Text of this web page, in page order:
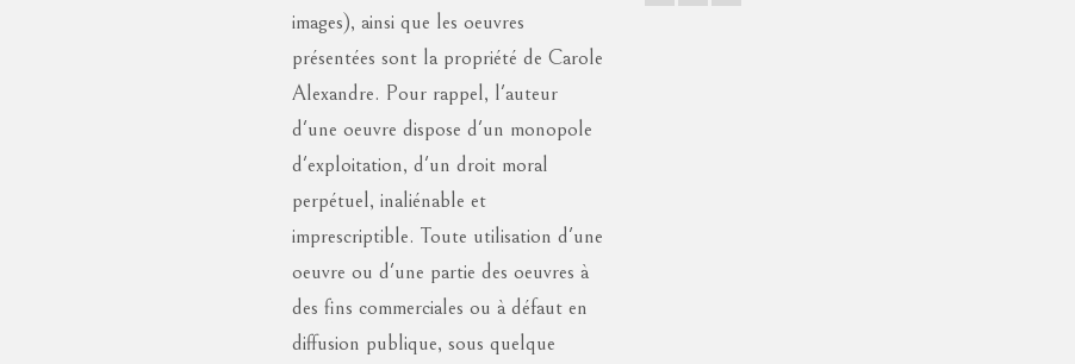
images), ainsi que les oeuvres
présentées sont la propriété de Carole
Alexandre. Pour rappel, l'auteur
d'une oeuvre dispose d'un monopole
d'exploitation, d'un droit moral
perpétuel, inaliénable et
imprescriptible. Toute utilisation d'une
oeuvre ou d'une partie des oeuvres à
des fins commerciales ou à défaut en
diffusion publique, sous quelque